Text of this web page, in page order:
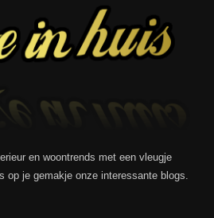
en woontrends met een vleugje
op je gemakje onze interessante blogs.